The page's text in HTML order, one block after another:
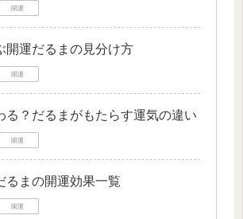
開運
開運だるまの見分け方
開運
る？だるまがもたらす運気の違い
開運
るまの開運効果一覧
開運